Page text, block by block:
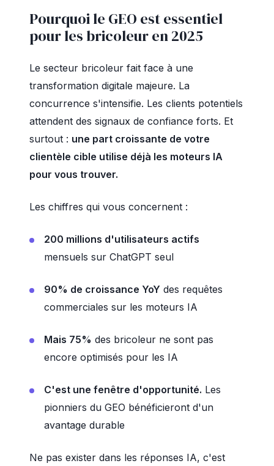
Pourquoi le GEO est essentiel
pour les bricoleur en 2025
Le secteur bricoleur fait face à une
transformation digitale majeure. La
concurrence s'intensifie. Les clients potentiels
attendent des signaux de confiance forts. Et
surtout : une part croissante de votre
clientèle cible utilise déjà les moteurs IA
pour vous trouver.
Les chiffres qui vous concernent :
200 millions d'utilisateurs actifs
mensuels sur ChatGPT seul
90% de croissance YoY des requêtes
commerciales sur les moteurs IA
Mais 75% des bricoleur ne sont pas
encore optimisés pour les IA
C'est une fenêtre d'opportunité. Les
pionniers du GEO bénéficieront d'un
avantage durable
Ne pas exister dans les réponses IA, c'est